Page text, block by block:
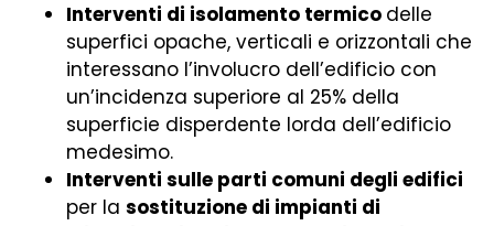
Interventi di isolamento termico delle
superfici opache, verticali e orizzontali che
interessano l’involucro dell’edificio con
un’incidenza superiore al 25% della
superficie disperdente lorda dell’edificio
medesimo.
Interventi sulle parti comuni degli edifici
per la sostituzione di impianti di